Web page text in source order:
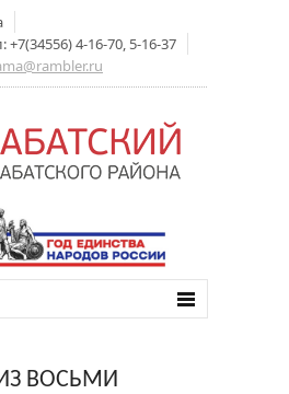
4-16-70, 5-16-37
ВОСЬМИ